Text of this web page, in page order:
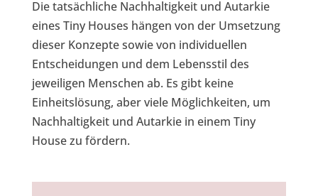
Die tatsächliche Nachhaltigkeit und Autarkie
eines Tiny Houses hängen von der Umsetzung
dieser Konzepte sowie von individuellen
Entscheidungen und dem Lebensstil des
jeweiligen Menschen ab. Es gibt keine
Einheitslösung, aber viele Möglichkeiten, um
Nachhaltigkeit und Autarkie in einem Tiny
House zu fördern.